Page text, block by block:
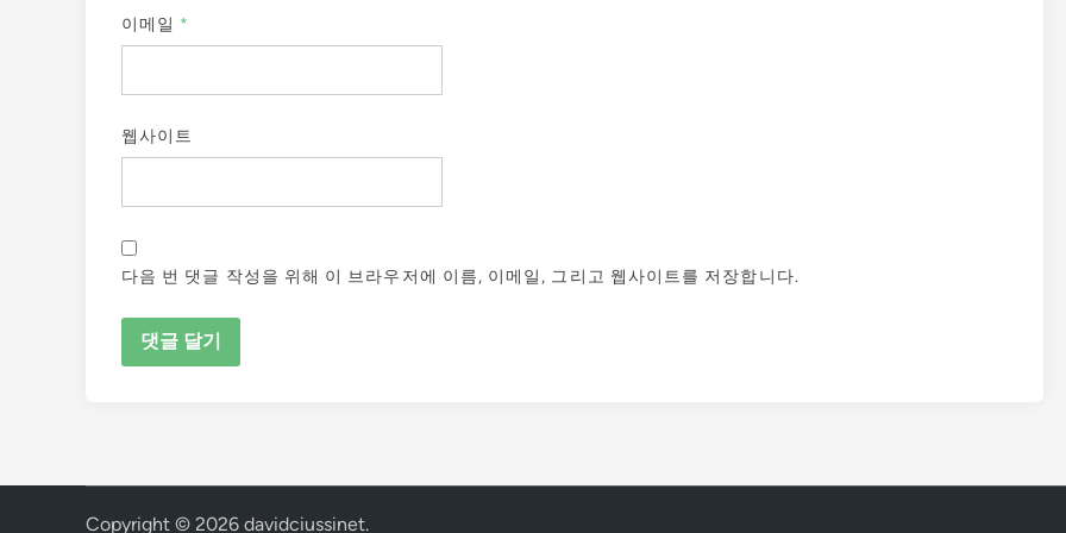
이메일 *
웹사이트
다음 번 댓글 작성을 위해 이 브라우저에 이름, 이메일, 그리고 웹사이트를 저장합니다.
Copyright © 2026 davidciussinet.